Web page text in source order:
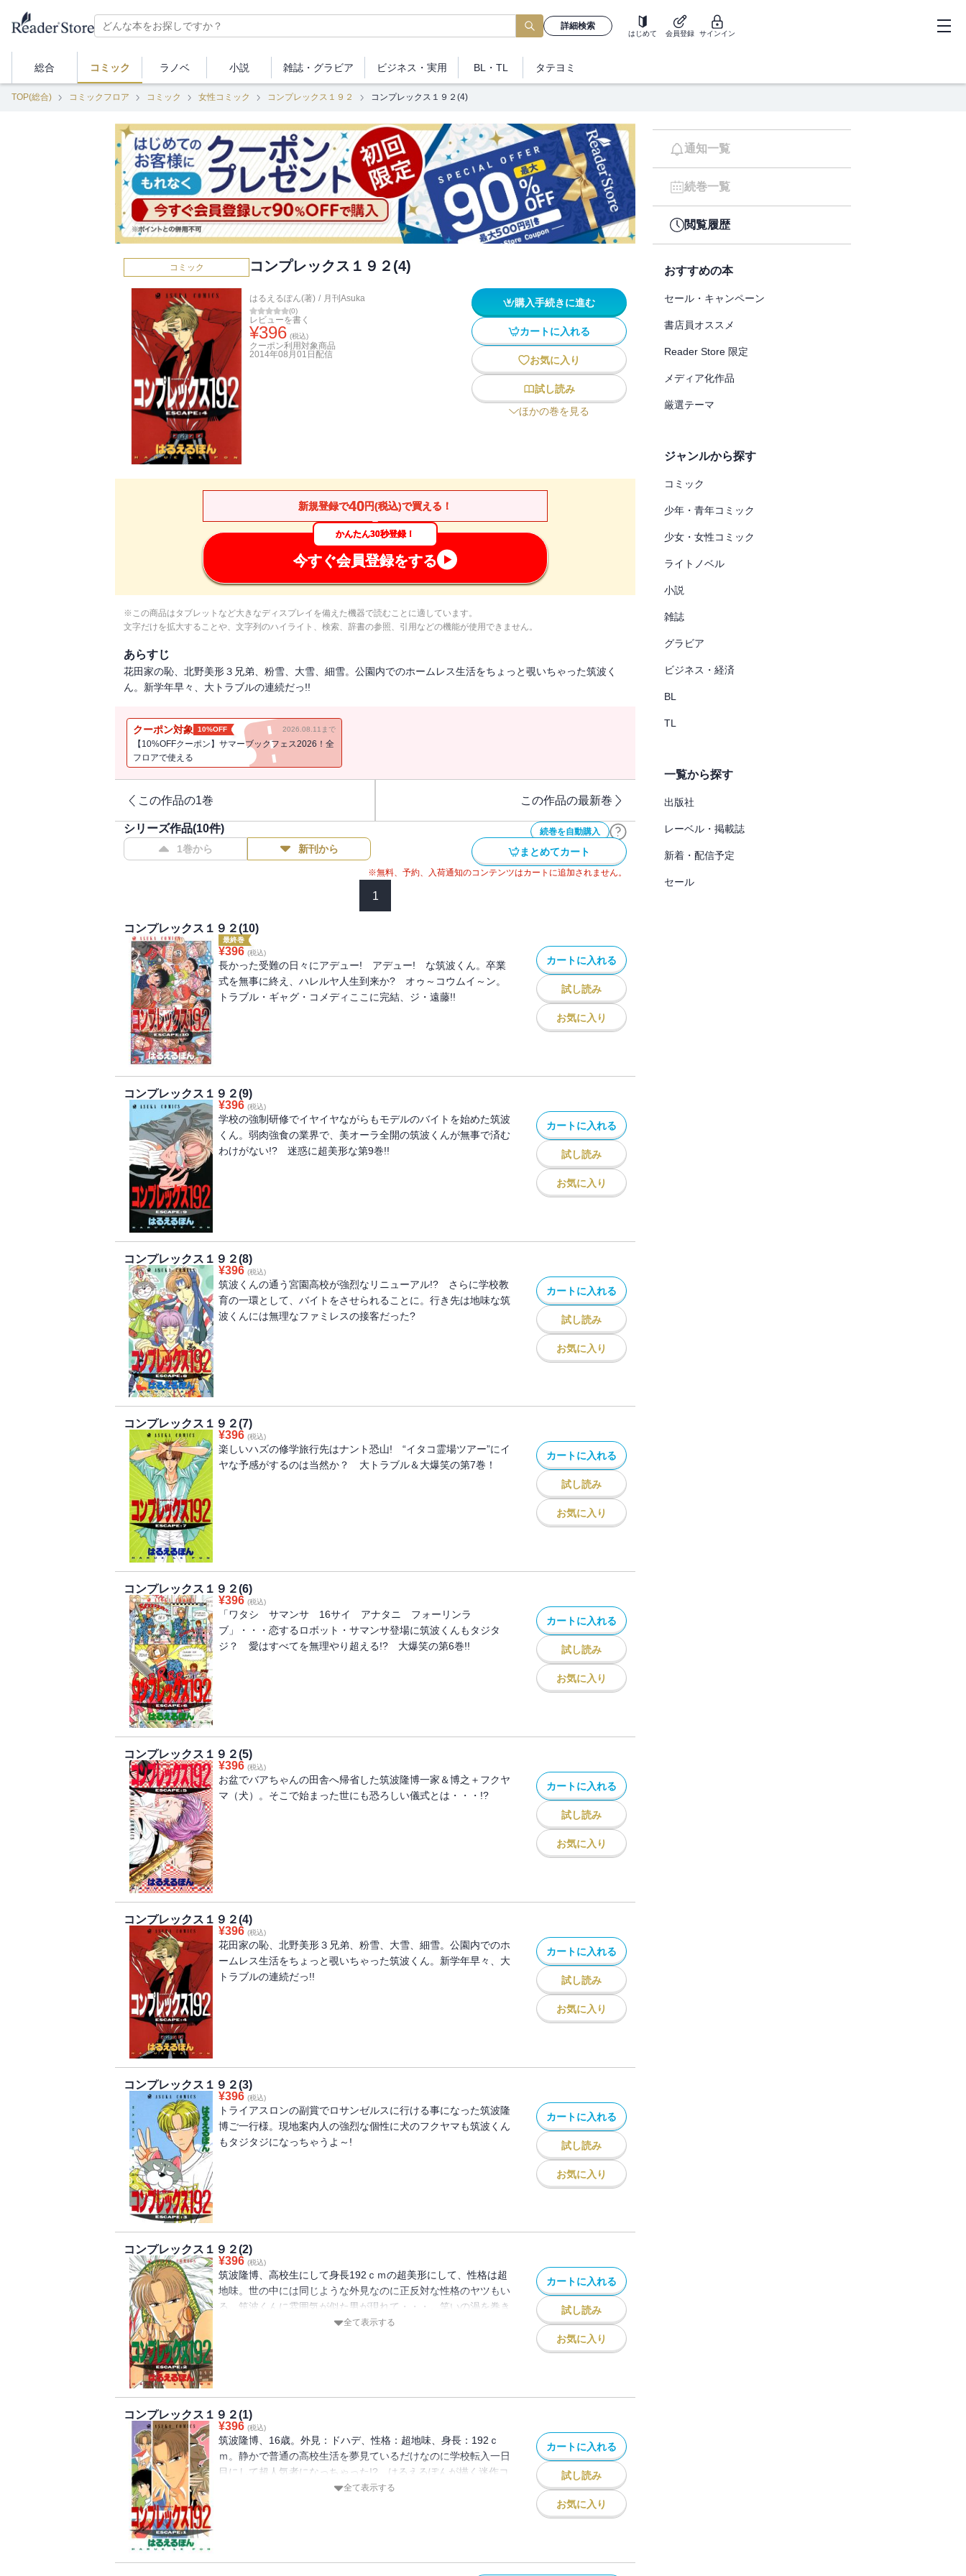
詳細検索
はじめて 会員登録 サインイン
総合 コミック ラノベ 小説 雑誌・ グラビア ビジネス ・実用 BL・TL タテヨミ
TOP(総合) コミックフロア コミック 女性コミック コンプレックス１９２ コンプレックス１９２(4)
コミック コンプレックス１９２(4)
はるえるぽん(著) / 月刊Asuka
(0)
レビューを書く
¥396 (税込)
クーポン利用対象商品
2014年08月01日 配信
購入手続きに進む
カートに入れる
お気に入り
試し読み
ほかの巻を見る
新規登録で40円(税込)で買える！
かんたん30秒登録！
今すぐ会員登録をする
※この商品はタブレットなど大きなディスプレイを備えた機器で読むことに適しています。
文字だけを拡大することや、文字列のハイライト、検索、辞書の参照、引用などの機能が使用できません。
あらすじ
花田家の恥、北野美形３兄弟、粉雪、大雪、細雪。公園内でのホームレス生活をちょっと覗いちゃった筑波く
ん。新学年早々、大トラブルの連続だっ!!
クーポン対象 10%OFF 2026.08.11まで
【10%OFFクーポン】サマーブックフェス2026！全
フロアで使える
この作品の1巻 この作品の最新巻
続巻を自動購入
シリーズ作品(10件)
1巻から 新刊から まとめてカート
※無料、予約、入荷通知のコンテンツはカートに追加されません。
1
コンプレックス１９２(10)
最終巻
¥396 (税込)
長かった受難の日々にアデュー! アデュー! な筑波くん。卒業
式を無事に終え、ハレルヤ人生到来か? オゥ～コウムイ～ン。
トラブル・ギャグ・コメディここに完結、ジ・遠藤!!
カートに入れる
試し読み
お気に入り
コンプレックス１９２(9)
¥396 (税込)
学校の強制研修でイヤイヤながらもモデルのバイトを始めた筑波
くん。弱肉強食の業界で、美オーラ全開の筑波くんが無事で済む
わけがない!? 迷惑に超美形な第9巻!!
カートに入れる
試し読み
お気に入り
コンプレックス１９２(8)
¥396 (税込)
筑波くんの通う宮園高校が強烈なリニューアル!? さらに学校教
育の一環として、バイトをさせられることに。行き先は地味な筑
波くんには無理なファミレスの接客だった?
カートに入れる
試し読み
お気に入り
コンプレックス１９２(7)
¥396 (税込)
楽しいハズの修学旅行先はナント恐山! “イタコ霊場ツアー”にイ
ヤな予感がするのは当然か？ 大トラブル＆大爆笑の第7巻！
カートに入れる
試し読み
お気に入り
コンプレックス１９２(6)
¥396 (税込)
「ワタシ サマンサ 16サイ アナタニ フォーリンラ
ブ」・・・恋するロボット・サマンサ登場に筑波くんもタジタ
ジ？ 愛はすべてを無理やり超える!? 大爆笑の第6巻!!
カートに入れる
試し読み
お気に入り
コンプレックス１９２(5)
¥396 (税込)
お盆でバアちゃんの田舎へ帰省した筑波隆博一家＆博之＋フクヤ
マ（犬）。そこで始まった世にも恐ろしい儀式とは・・・!?
カートに入れる
試し読み
お気に入り
コンプレックス１９２(4)
¥396 (税込)
花田家の恥、北野美形３兄弟、粉雪、大雪、細雪。公園内でのホ
ームレス生活をちょっと覗いちゃった筑波くん。新学年早々、大
トラブルの連続だっ!!
カートに入れる
試し読み
お気に入り
コンプレックス１９２(3)
¥396 (税込)
トライアスロンの副賞でロサンゼルスに行ける事になった筑波隆
博ご一行様。現地案内人の強烈な個性に犬のフクヤマも筑波くん
もタジタジになっちゃうよ～!
カートに入れる
試し読み
お気に入り
コンプレックス１９２(2)
¥396 (税込)
筑波隆博、高校生にして身長192ｃｍの超美形にして、性格は超
地味。世の中には同じような外見なのに正反対な性格のヤツもい
る。筑波くんに雰囲気が似た男が現れて・・・。笑いの渦を巻き
全て表示する
カートに入れる
試し読み
お気に入り
コンプレックス１９２(1)
¥396 (税込)
筑波隆博、16歳。外見：ドハデ、性格：超地味、身長：192ｃ
ｍ。静かで普通の高校生活を夢見ているだけなのに学校転入一日
目にして超人気者になっちゃった!? はるえるぽんが描く迷作コ
全て表示する
カートに入れる
試し読み
お気に入り
通知一覧
続巻一覧
閲覧履歴
おすすめの本
セール・キャンペーン
書店員オススメ
Reader Store 限定
メディア化作品
厳選テーマ
ジャンルから探す
コミック
少年・青年コミック
少女・女性コミック
ライトノベル
小説
雑誌
グラビア
ビジネス・経済
BL
TL
一覧から探す
出版社
レーベル・掲載誌
新着・配信予定
セール